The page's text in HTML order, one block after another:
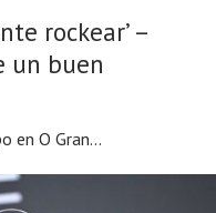
rockear’ –
un buen
en O Gran...